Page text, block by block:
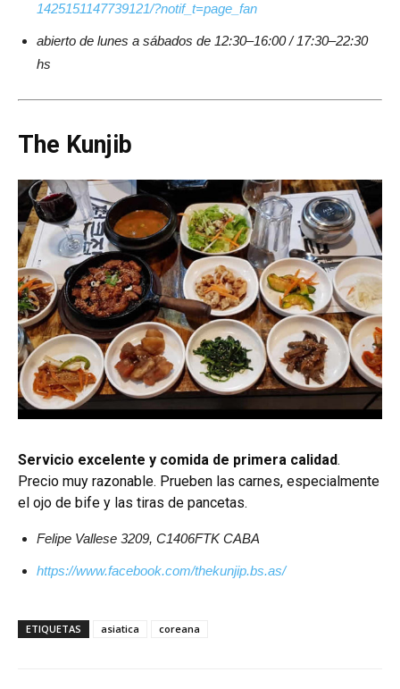
1425151147739121/?notif_t=page_fan
abierto de lunes a sábados de 12:30–16:00 / 17:30–22:30
hs
The Kunjib
Servicio excelente y comida de primera calidad.
Precio muy razonable. Prueben las carnes, especialmente
el ojo de bife y las tiras de pancetas.
Felipe Vallese 3209, C1406FTK CABA
https://www.facebook.com/thekunjip.bs.as/
ETIQUETAS asiatica coreana